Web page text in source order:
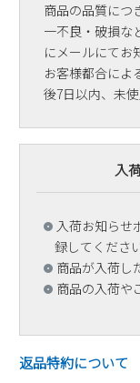
商品の品質につ
一不良・破損な
にメールにてお
お客様都合によ
後7日以内、未
入
入荷お知らせ
録してください
商品が入荷し
商品の入荷や
返品特約について